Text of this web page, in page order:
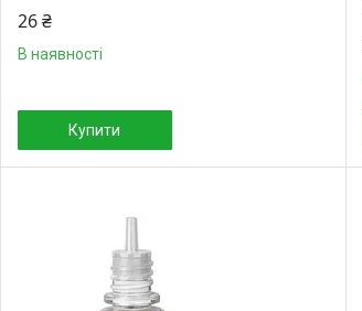
26 ₴
В наявності
Купити